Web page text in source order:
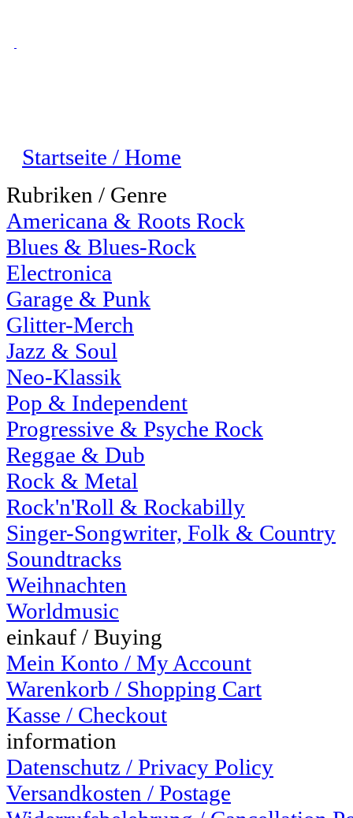
Startseite / Home
Rubriken / Genre
Americana & Roots Rock
Blues & Blues-Rock
Electronica
Garage & Punk
Glitter-Merch
Jazz & Soul
Neo-Klassik
Pop & Independent
Progressive & Psyche Rock
Reggae & Dub
Rock & Metal
Rock'n'Roll & Rockabilly
Singer-Songwriter, Folk & Country
Soundtracks
Weihnachten
Worldmusic
einkauf / Buying
Mein Konto / My Account
Warenkorb / Shopping Cart
Kasse / Checkout
information
Datenschutz / Privacy Policy
Versandkosten / Postage